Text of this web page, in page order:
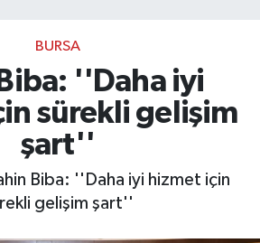
BURSA
''Daha iyi
sürekli gelişim
şart''
Biba: ''Daha iyi hizmet için
gelişim şart''